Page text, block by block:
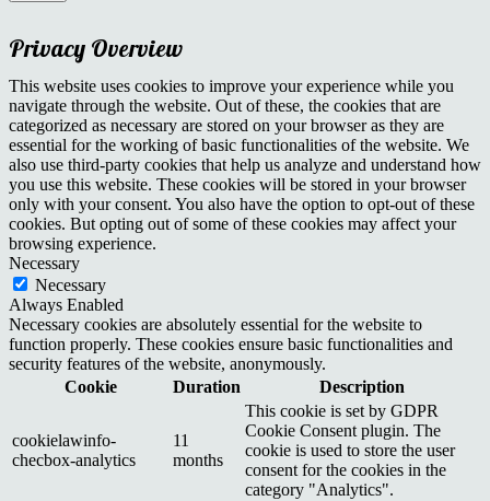
Privacy Overview
This website uses cookies to improve your experience while you
navigate through the website. Out of these, the cookies that are
categorized as necessary are stored on your browser as they are
essential for the working of basic functionalities of the website. We
also use third-party cookies that help us analyze and understand how
you use this website. These cookies will be stored in your browser
only with your consent. You also have the option to opt-out of these
cookies. But opting out of some of these cookies may affect your
browsing experience.
Necessary
Necessary
Always Enabled
Necessary cookies are absolutely essential for the website to
function properly. These cookies ensure basic functionalities and
security features of the website, anonymously.
Cookie
Duration Description
cookielawinfo-
checbox-analytics
11
months
This cookie is set by GDPR
Cookie Consent plugin. The
cookie is used to store the user
consent for the cookies in the
category "Analytics".